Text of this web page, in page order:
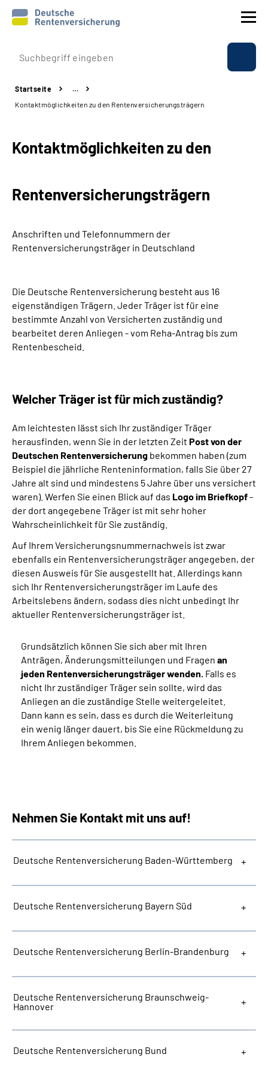
Prävention
Reha
Experten
Über uns & Presse
Suche
Language
Leichte Sprache
Mein Kundenportal
Startseite
…
Kontaktmöglichkeiten zu den Rentenversicherungsträgern
Kontaktmöglichkeiten zu den
Rentenversicherungsträgern
Anschriften und Telefonnummern der
Rentenversicherungsträger in Deutschland
Die Deutsche Rentenversicherung besteht aus 16
eigenständigen Trägern. Jeder Träger ist für eine
bestimmte Anzahl von Versicherten zuständig und
bearbeitet deren Anliegen - vom Reha-Antrag bis zum
Rentenbescheid.
Welcher Träger ist für mich zuständig?
Am leichtesten lässt sich Ihr zuständiger Träger
herausfinden, wenn Sie in der letzten Zeit Post von der
Deutschen Rentenversicherung bekommen haben (zum
Beispiel die jährliche Renteninformation, falls Sie über 27
Jahre alt sind und mindestens 5 Jahre über uns versichert
waren). Werfen Sie einen Blick auf das Logo im Briefkopf-
der dort angegebene Träger ist mit sehr hoher
Wahrscheinlichkeit für Sie zuständig.
Auf Ihrem Versicherungsnummernachweis ist zwar
ebenfalls ein Rentenversicherungsträger angegeben, der
diesen Ausweis für Sie ausgestellt hat. Allerdings kann
sich Ihr Rentenversicherungsträger im Laufe des
Arbeitslebens ändern, sodass dies nicht unbedingt Ihr
aktueller Rentenversicherungsträger ist.
Grundsätzlich können Sie sich aber mit Ihren
Anträgen, Änderungsmitteilungen und Fragen an
jeden Rentenversicherungsträger wenden. Falls es
nicht Ihr zuständiger Träger sein sollte, wird das
Anliegen an die zuständige Stelle weitergeleitet.
Dann kann es sein, dass es durch die Weiterleitung
ein wenig länger dauert, bis Sie eine Rückmeldung zu
Ihrem Anliegen bekommen.
Nehmen Sie Kontakt mit uns auf!
Deutsche Rentenversicherung Baden-Württemberg
Deutsche Rentenversicherung Bayern Süd
Deutsche Rentenversicherung Berlin-Brandenburg
Deutsche Rentenversicherung Braunschweig-
Hannover
Deutsche Rentenversicherung Bund